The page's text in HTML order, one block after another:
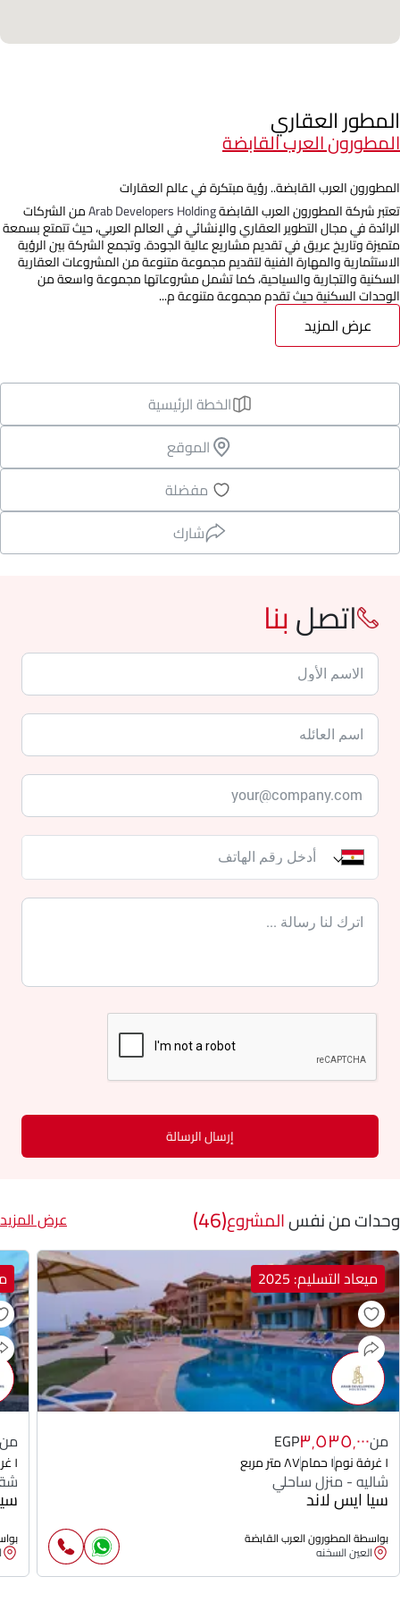
المطور العقاري
المطورون العرب القابضة
المطورون العرب القابضة.. رؤية مبتكرة في عالم العقارات
تعتبر شركة المطورون العرب القابضةArab Developers Holdingمن الشركات
الرائدة في مجال التطوير العقاري والإنشائي في العالم العربي، حيث تتمتع بسمعة
متميزة وتاريخ عريق في تقديم مشاريع عالية الجودة. وتجمع الشركة بين الرؤية
الاستثمارية والمهارة الفنية لتقديم مجموعة متنوعة من المشروعات العقارية
السكنية والتجارية والسياحية، كما تشمل مشروعاتها مجموعة واسعة من
الوحدات السكنية حيث تقدم مجموعة متنوعة م...
عرض المزيد
الخطة الرئيسية
الموقع
مفضلة
شارك
اتصلبنا
إرسال الرسالة
وحدات من نفسالمشروع(46) عرض المزيد
ميعاد التسليم: 2025
من٣٬٥٣٥٬٠٠٠EGP
١ غرفة نوم ١ حمام ٨٧ متر مربع
شاليه - منزل ساحلي
سيا ايس لاند
بواسطة المطورون العرب القابضة
العين السخنه
من
١ غرفة نوم